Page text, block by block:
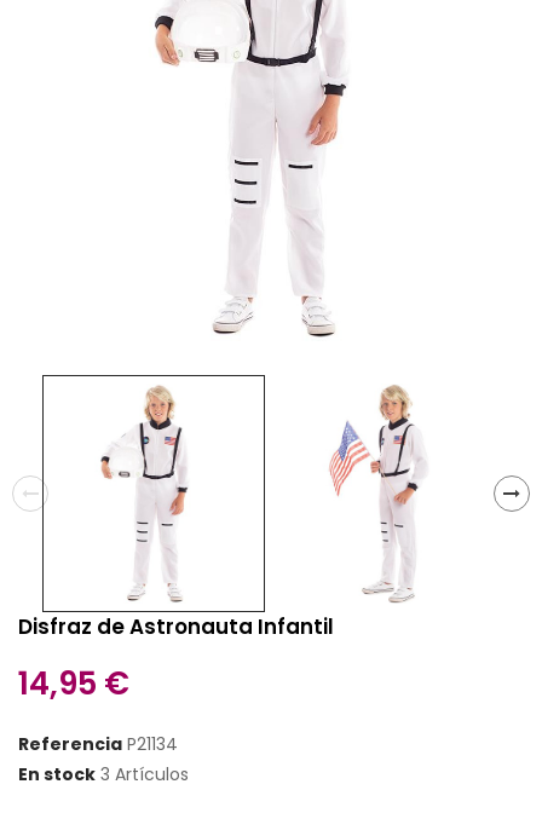
Disfraz de Astronauta Infantil
14,95 €
Referencia P21134
En stock 3 Artículos